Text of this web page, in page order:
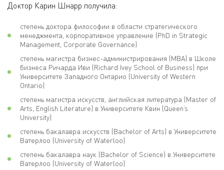
Доктор Карин Шнарр получила:
степень доктора философии в области стратегического
менеджмента, корпоративное управление (PhD in Strategic
Management, Corporate Governance)
степень магистра бизнес-администрирования (MBA) в Школе
бизнеса Ричарда Иви (Richard Ivey School of Business) при
Университете Западного Онтарио (University of Western
Ontario)
степень магистра искусств, английская литература (Master of
Arts, English Literature) в Университете Квин (Queen’s
University)
степень бакалавра искусств (Bachelor of Arts) в Университете
Ватерлоо (University of Waterloo)
степень бакалавра наук (Bachelor of Science) в Университете
Ватерлоо (University of Waterloo)